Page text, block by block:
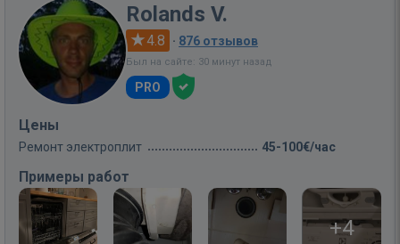
Rolands V.
4.8 · 876 отзывов
Был на сайте: 30 минут назад
PRO
Цены
Ремонт электроплит 45-100€/час
Примеры работ
+4